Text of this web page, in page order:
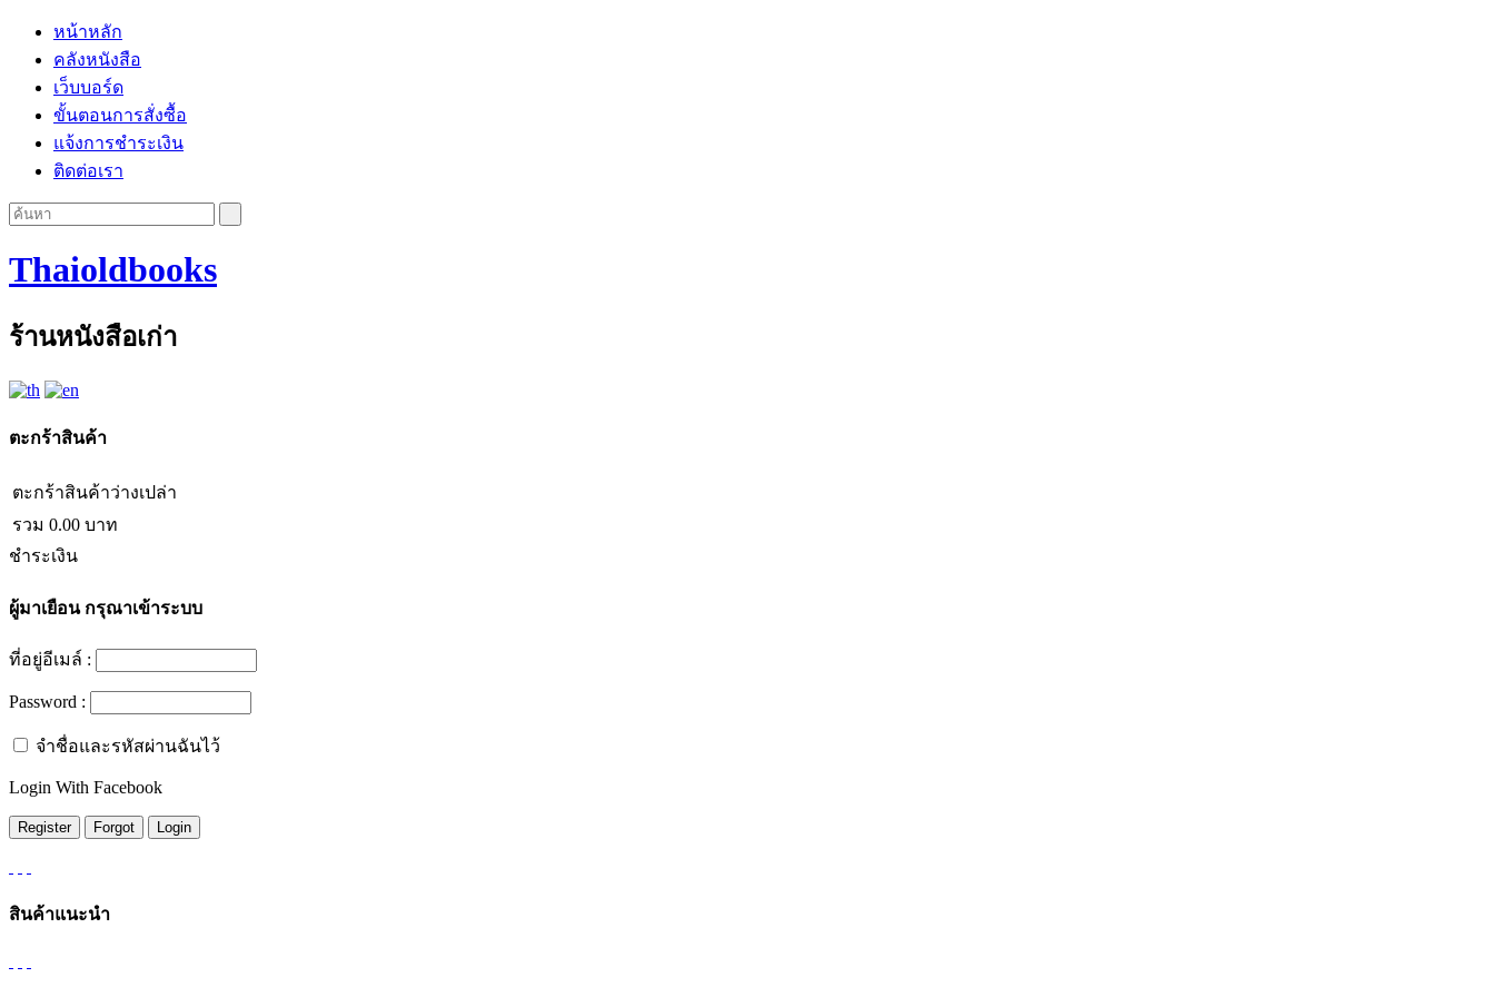
หน้าหลัก
คลังหนังสือ
เว็บบอร์ด
ขั้นตอนการสั่งซื้อ
แจ้งการชำระเงิน
ติดต่อเรา
Thaioldbooks
ร้านหนังสือเก่า
ตะกร้าสินค้า
ตะกร้าสินค้าว่างเปล่า
รวม 0.00 บาท
ชำระเงิน
ผู้มาเยือนกรุณาเข้าระบบ
ที่อยู่อีเมล์ :
Password :
จำชื่อและรหัสผ่านฉันไว้
Login With Facebook
สินค้าแนะนำ